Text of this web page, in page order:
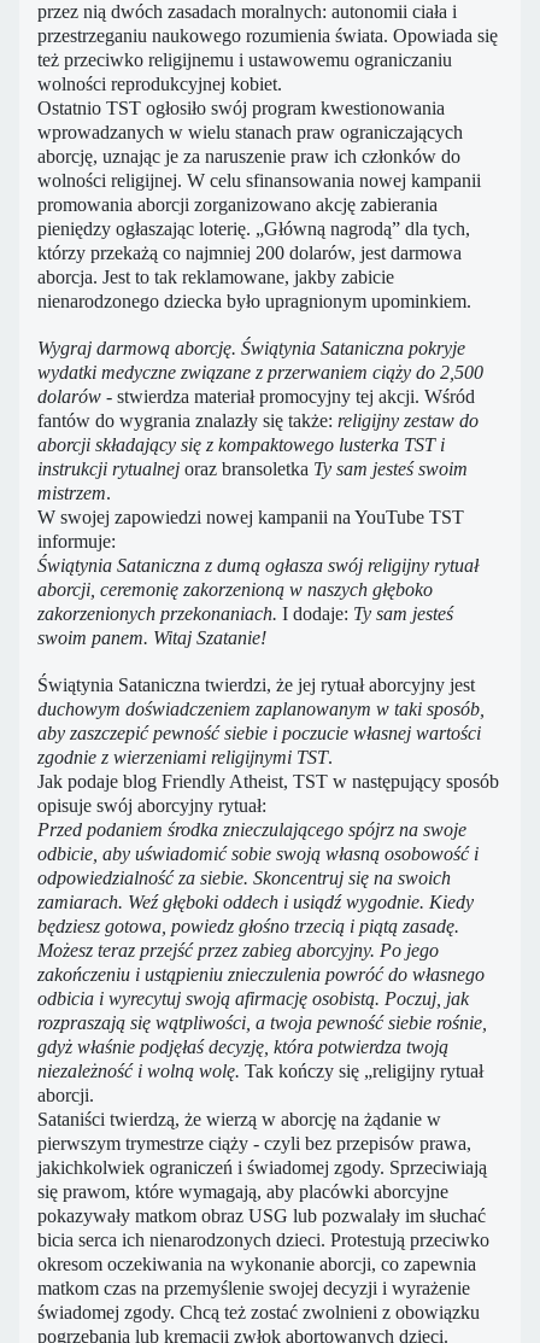
przez nią dwóch zasadach moralnych: autonomii ciała i
przestrzeganiu naukowego rozumienia świata. Opowiada się
też przeciwko religijnemu i ustawowemu ograniczaniu
wolności reprodukcyjnej kobiet.
Ostatnio TST ogłosiło swój program kwestionowania
wprowadzanych w wielu stanach praw ograniczających
aborcję, uznając je za naruszenie praw ich członków do
wolności religijnej. W celu sfinansowania nowej kampanii
promowania aborcji zorganizowano akcję zabierania
pieniędzy ogłaszając loterię. „Główną nagrodą” dla tych,
którzy przekażą co najmniej 200 dolarów, jest darmowa
aborcja. Jest to tak reklamowane, jakby zabicie
nienarodzonego dziecka było upragnionym upominkiem.
Wygraj darmową aborcję. Świątynia Sataniczna pokryje
wydatki medyczne związane z przerwaniem ciąży do 2,500
dolarów - stwierdza materiał promocyjny tej akcji. Wśród
fantów do wygrania znalazły się także: religijny zestaw do
aborcji składający się z kompaktowego lusterka TST i
instrukcji rytualnej oraz bransoletka Ty sam jesteś swoim
mistrzem.
W swojej zapowiedzi nowej kampanii na YouTube TST
informuje:
Świątynia Sataniczna z dumą ogłasza swój religijny rytuał
aborcji, ceremonię zakorzenioną w naszych głęboko
zakorzenionych przekonaniach. I dodaje: Ty sam jesteś
swoim panem. Witaj Szatanie!
Świątynia Sataniczna twierdzi, że jej rytuał aborcyjny jest
duchowym doświadczeniem zaplanowanym w taki sposób,
aby zaszczepić pewność siebie i poczucie własnej wartości
zgodnie z wierzeniami religijnymi TST.
Jak podaje blog Friendly Atheist, TST w następujący sposób
opisuje swój aborcyjny rytuał:
Przed podaniem środka znieczulającego spójrz na swoje
odbicie, aby uświadomić sobie swoją własną osobowość i
odpowiedzialność za siebie. Skoncentruj się na swoich
zamiarach. Weź głęboki oddech i usiądź wygodnie. Kiedy
będziesz gotowa, powiedz głośno trzecią i piątą zasadę.
Możesz teraz przejść przez zabieg aborcyjny. Po jego
zakończeniu i ustąpieniu znieczulenia powróć do własnego
odbicia i wyrecytuj swoją afirmację osobistą. Poczuj, jak
rozpraszają się wątpliwości, a twoja pewność siebie rośnie,
gdyż właśnie podjęłaś decyzję, która potwierdza twoją
niezależność i wolną wolę. Tak kończy się „religijny rytuał
aborcji.
Sataniści twierdzą, że wierzą w aborcję na żądanie w
pierwszym trymestrze ciąży - czyli bez przepisów prawa,
jakichkolwiek ograniczeń i świadomej zgody. Sprzeciwiają
się prawom, które wymagają, aby placówki aborcyjne
pokazywały matkom obraz USG lub pozwalały im słuchać
bicia serca ich nienarodzonych dzieci. Protestują przeciwko
okresom oczekiwania na wykonanie aborcji, co zapewnia
matkom czas na przemyślenie swojej decyzji i wyrażenie
świadomej zgody. Chcą też zostać zwolnieni z obowiązku
pogrzebania lub kremacji zwłok abortowanych dzieci.